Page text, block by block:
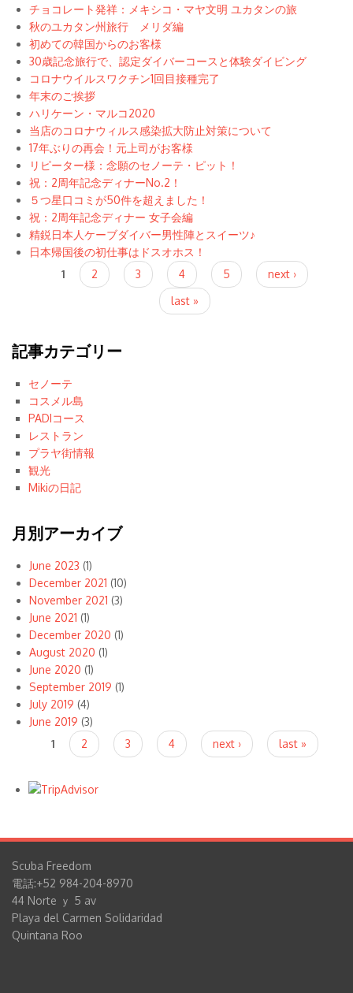
チョコレート発祥：メキシコ・マヤ文明 ユカタンの旅
秋のユカタン州旅行 メリダ編
初めての韓国からのお客様
30歳記念旅行で、認定ダイバーコースと体験ダイビング
コロナウイルスワクチン1回目接種完了
年末のご挨拶
ハリケーン・マルコ2020
当店のコロナウィルス感染拡大防止対策について
17年ぶりの再会！元上司がお客様
リピーター様：念願のセノーテ・ピット！
祝：2周年記念ディナーNo.2！
５つ星口コミが50件を超えました！
祝：2周年記念ディナー 女子会編
精鋭日本人ケーブダイバー男性陣とスイーツ♪
日本帰国後の初仕事はドスオホス！
1 2 3 4 5
next ›
last »
記事カテゴリー
セノーテ
コスメル島
PADIコース
レストラン
プラヤ街情報
観光
Mikiの日記
月別アーカイブ
June 2023 (1)
December 2021 (10)
November 2021 (3)
June 2021 (1)
December 2020 (1)
August 2020 (1)
June 2020 (1)
September 2019 (1)
July 2019 (4)
June 2019 (3)
Pages1 2 3 4 next › last »
Scuba Freedom
電話:+52 984-204-8970
44 Norte ｙ 5 av
Playa del Carmen Solidaridad
Quintana Roo